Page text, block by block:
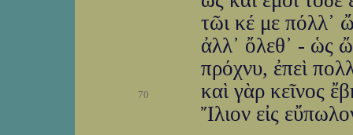
τῶι κέ με πόλλ᾽
ἀλλ᾽ ὄλεθ᾽ - ὡς
πρόχνυ, ἐπεὶ
70
καὶ γὰρ κεῖνος
Ἴλιον εἰς